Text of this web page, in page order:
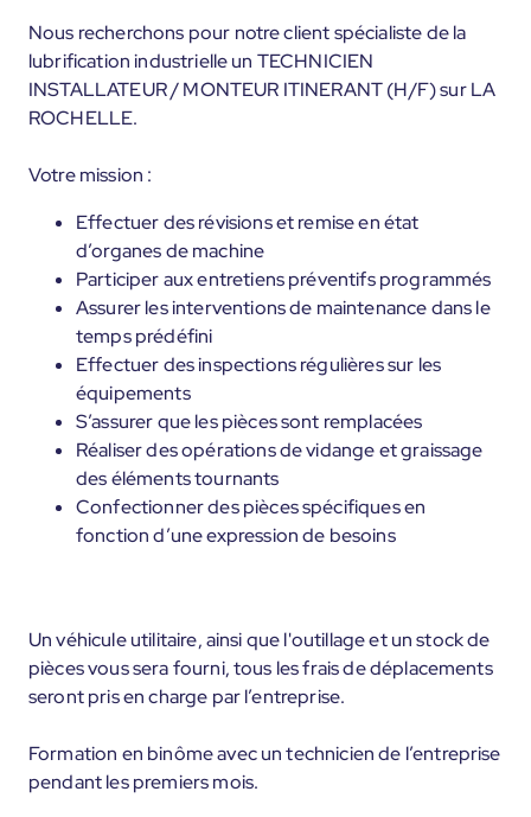
Nous recherchons pour notre client spécialiste de la
lubrification industrielle un TECHNICIEN
INSTALLATEUR / MONTEUR ITINERANT (H/F) sur LA
ROCHELLE.
Votre mission :
Effectuer des révisions et remise en état
d’organes de machine
Participer aux entretiens préventifs programmés
Assurer les interventions de maintenance dans le
temps prédéfini
Effectuer des inspections régulières sur les
équipements
S’assurer que les pièces sont remplacées
Réaliser des opérations de vidange et graissage
des éléments tournants
Confectionner des pièces spécifiques en
fonction d’une expression de besoins
Un véhicule utilitaire, ainsi que l'outillage et un stock de
pièces vous sera fourni, tous les frais de déplacements
seront pris en charge par l’entreprise.
Formation en binôme avec un technicien de l’entreprise
pendant les premiers mois.